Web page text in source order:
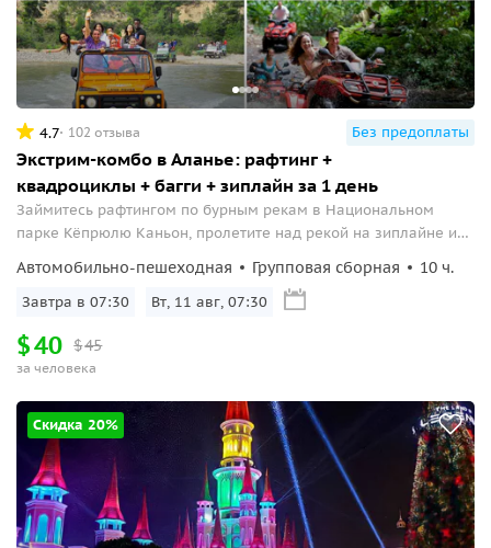
4.7 102 отзыва Без предоплаты
Экстрим-комбо в Аланье: рафтинг +
квадроциклы + багги + зиплайн за 1 день
Займитесь рафтингом по бурным рекам в Национальном
парке Кёпрюлю Каньон, пролетите над рекой на зиплайне и
Автомобильно-пешеходная Групповая сборная 10 ч.
Завтра в 07:30 Вт, 11 авг, 07:30
$45
$40
за человека
Скидка 20%